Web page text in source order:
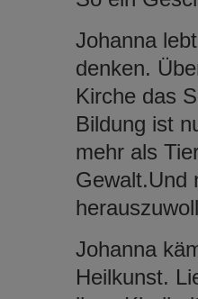
Johanna
denken.
Kirche das
Bildung ist
mehr als
Gewalt.Und
Johanna
Heilkunst.